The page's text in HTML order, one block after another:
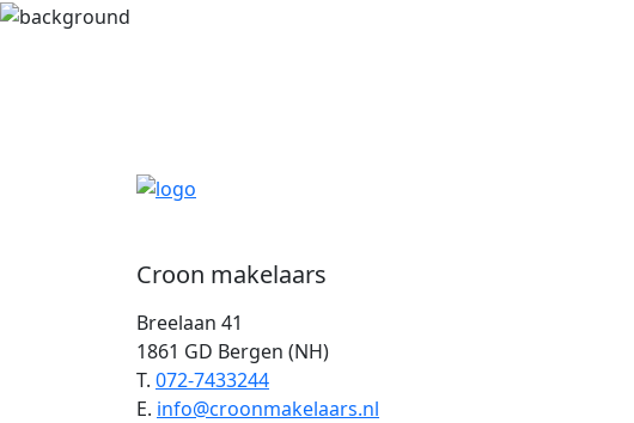
Croon makelaars
Breelaan 41
1861 GD Bergen (NH)
T. 072-7433244
E. info@croonmakelaars.nl